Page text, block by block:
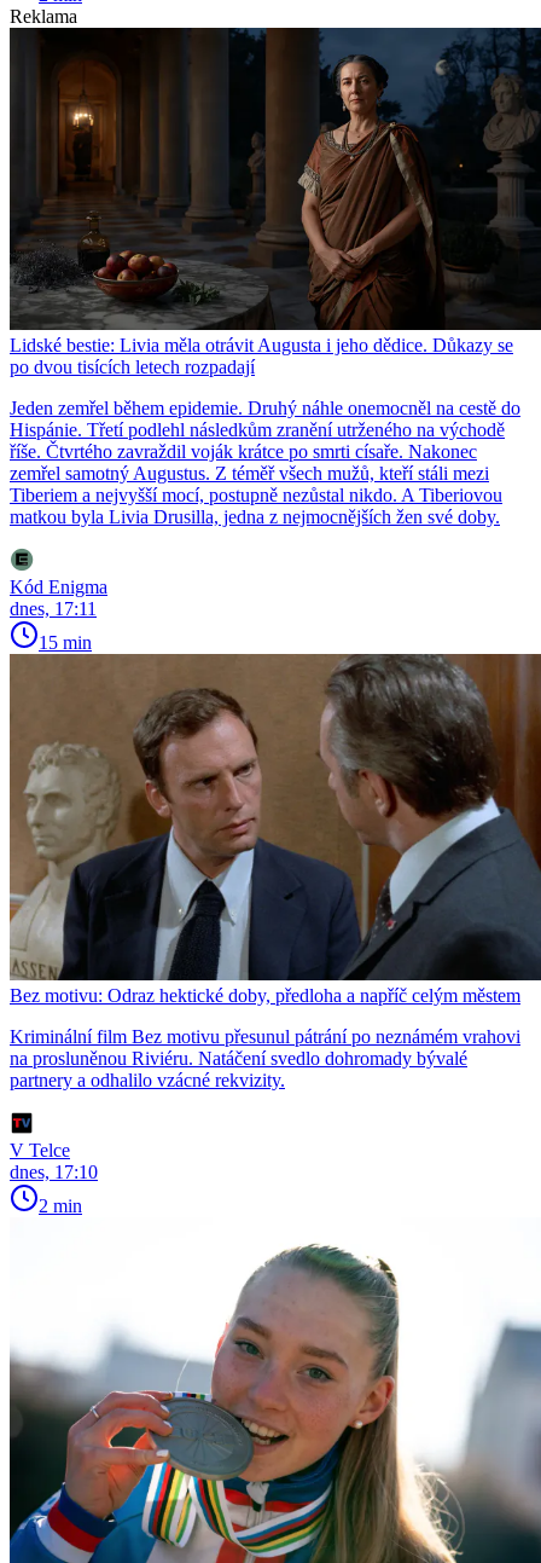
Reklama
Lidské bestie: Livia měla otrávit Augusta i jeho dědice. Důkazy se
po dvou tisících letech rozpadají
Jeden zemřel během epidemie. Druhý náhle onemocněl na cestě do
Hispánie. Třetí podlehl následkům zranění utrženého na východě
říše. Čtvrtého zavraždil voják krátce po smrti císaře. Nakonec
zemřel samotný Augustus. Z téměř všech mužů, kteří stáli mezi
Tiberiem a nejvyšší mocí, postupně nezůstal nikdo. A Tiberiovou
matkou byla Livia Drusilla, jedna z nejmocnějších žen své doby.
Kód Enigma
dnes, 17:11
15 min
Bez motivu: Odraz hektické doby, předloha a napříč celým městem
Kriminální film Bez motivu přesunul pátrání po neznámém vrahovi
na prosluněnou Riviéru. Natáčení svedlo dohromady bývalé
partnery a odhalilo vzácné rekvizity.
V Telce
dnes, 17:10
2 min